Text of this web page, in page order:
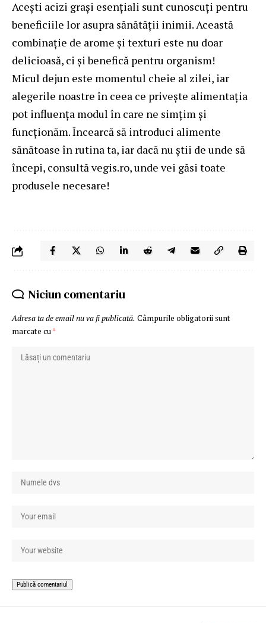
Acești acizi grași esențiali sunt cunoscuți pentru
beneficiile lor asupra sănătății inimii. Această
combinație de arome și texturi este nu doar
delicioasă, ci și benefică pentru organism!
Micul dejun este momentul cheie al zilei, iar
alegerile noastre în ceea ce privește alimentația
pot influența modul în care ne simțim și
funcționăm. Încearcă să introduci alimente
sănătoase în rutina ta, iar dacă nu știi de unde să
începi, consultă vegis.ro, unde vei găsi toate
produsele necesare!
Niciun comentariu
Adresa ta de email nu va fi publicată. Câmpurile obligatorii sunt
marcate cu*